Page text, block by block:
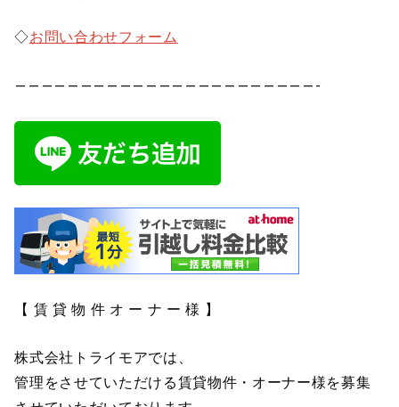
◇お問い合わせフォーム
———————————————————————-
【 賃 貸 物 件 オ ー ナ ー 様 】
株式会社トライモアでは、
管理をさせていただける賃貸物件・オーナー様を募集